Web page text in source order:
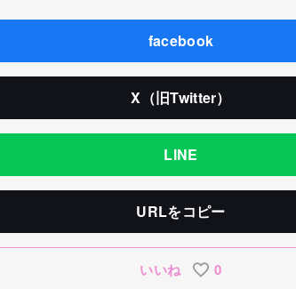
facebook
X（旧Twitter）
LINE
URLをコピー
いいね 0